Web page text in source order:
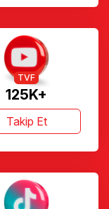
125K+
TVF
Takip Et